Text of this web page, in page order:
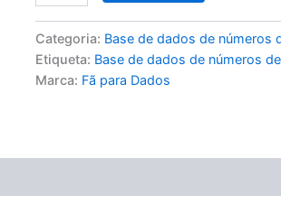
Categoria: Base de dados de números
Etiqueta: Base de dados de números
Marca: Fã para Dados